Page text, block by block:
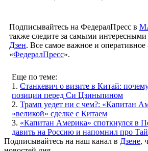
Подписывайтесь на ФедералПресс в
также следите за самыми
Дзен. Все самое важное и
«ФедералПресс».
Еще по теме:
1. Станкевич о визите в Китай:
позиции перед Си Цзиньпином
2. Трамп уедет ни с чем?: «Капитан
«великой» сделке с Китаем
3. «Капитан Америка» споткнулся в
давить на Россию и напомнил про
Подписывайтесь на наш канал в Дзене,